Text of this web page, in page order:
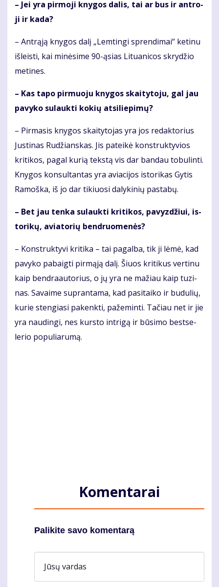
– Jei yra pir­mo­ji kny­gos da­lis, tai ar bus ir ant­ro­
ji ir ka­da?
– Ant­rą­ją kny­gos da­lį „Lem­tin­gi spren­di­mai“ ke­ti­nu
iš­leis­ti, kai mi­nė­si­me 90-ąsias Li­tu­a­ni­cos skry­džio
me­ti­nes.
– Kas ta­po pir­muo­ju kny­gos skai­ty­to­ju, gal jau
pa­vy­ko su­lauk­ti ko­kių at­si­lie­pi­mų?
– Pir­ma­sis kny­gos skai­ty­to­jas yra jos re­dak­to­rius
Jus­ti­nas Ru­džians­kas. Jis pa­tei­kė kon­struk­ty­vios
kri­ti­kos, pa­gal ku­rią teks­tą vis dar ban­dau to­bu­lin­ti.
Kny­gos kon­sul­tan­tas yra avia­ci­jos is­to­ri­kas Gy­tis
Ra­moš­ka, iš jo dar ti­kiuo­si da­ly­ki­nių pa­sta­bų.
– Bet jau ten­ka su­lauk­ti kri­ti­kos, pa­vyz­džiui, is­
to­ri­kų, avia­to­rių ben­druo­me­nės?
– Kon­struk­ty­vi kri­ti­ka – tai pa­gal­ba, tik ji lė­mė, kad
pa­vy­ko pa­baig­ti pir­mą­ją da­lį. Šiuos kri­ti­kus ver­ti­nu
kaip ben­dra­au­to­rius, o jų yra ne ma­žiau kaip tu­zi­
nas. Sa­vai­me su­pran­ta­ma, kad pa­si­tai­ko ir bu­du­lių,
ku­rie sten­gia­si pa­kenk­ti, pa­že­min­ti. Ta­čiau net ir jie
yra nau­din­gi, nes kurs­to in­tri­gą ir bū­si­mo best­se­
lerio po­pu­lia­ru­mą.
Komentarai
Palikite savo komentarą
Jūsų vardas